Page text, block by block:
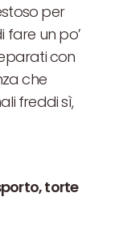
per
fare un po’
con
che
freddi sì,
torte